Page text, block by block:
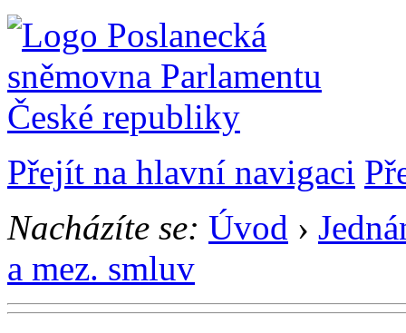
Přejít na hlavní navigaci
Nacházíte se: Úvod ›
a mez. smluv